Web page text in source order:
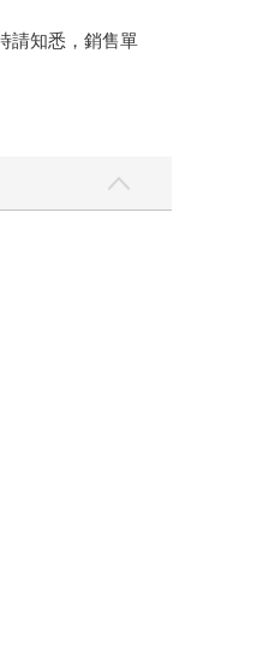
請知悉，銷售單